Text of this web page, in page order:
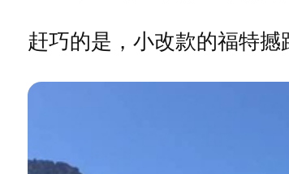
赶巧的是，小改款的福特撼